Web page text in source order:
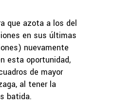
que azota a los del
en sus últimas
nuevamente
esta oportunidad,
de mayor
al tener la
batida.